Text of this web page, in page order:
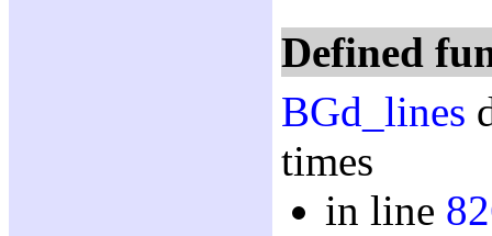
Defined
BGd_lines
times
in line